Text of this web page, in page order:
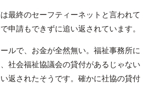
最終のセーフティーネットと言われて
申請もできずに追い返されています。
ルで、お金が全然無い。福祉事務所に
社会福祉協議会の貸付があるじゃない
返されたそうです。確かに社協の貸付